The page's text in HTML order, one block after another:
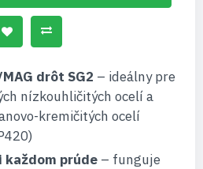
drôt SG2 – ideálny pre
nízkouhličitých ocelí a
kremičitých ocelí
každom prúde – funguje